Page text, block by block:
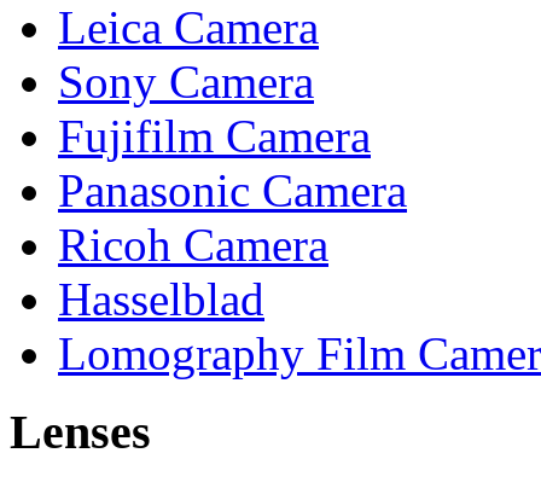
Leica Camera
Sony Camera
Fujifilm Camera
Panasonic Camera
Ricoh Camera
Hasselblad
Lomography Film
Lenses